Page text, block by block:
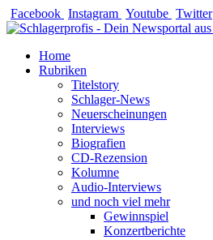
Zum
Inhalt
Facebook Instagram Youtube Twitter
Home
Rubriken
Titelstory
Schlager-News
Neuerscheinungen
Interviews
Biografien
CD-Rezension
Kolumne
Audio-Interviews
und noch viel mehr
Gewinnspiel
Konzertberichte